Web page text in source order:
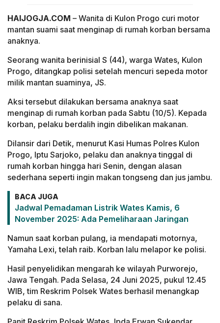
HAIJOGJA.COM – Wanita di Kulon Progo curi motor
mantan suami saat menginap di rumah korban bersama
anaknya.
Seorang wanita berinisial S (44), warga Wates, Kulon
Progo, ditangkap polisi setelah mencuri sepeda motor
milik mantan suaminya, JS.
Aksi tersebut dilakukan bersama anaknya saat
menginap di rumah korban pada Sabtu (10/5). Kepada
korban, pelaku berdalih ingin dibelikan makanan.
Dilansir dari Detik, menurut Kasi Humas Polres Kulon
Progo, Iptu Sarjoko, pelaku dan anaknya tinggal di
rumah korban hingga hari Senin, dengan alasan
sederhana seperti ingin makan tongseng dan jus jambu.
BACA JUGA
Jadwal Pemadaman Listrik Wates Kamis, 6
November 2025: Ada Pemeliharaan Jaringan
Namun saat korban pulang, ia mendapati motornya,
Yamaha Lexi, telah raib. Korban lalu melapor ke polisi.
Hasil penyelidikan mengarah ke wilayah Purworejo,
Jawa Tengah. Pada Selasa, 24 Juni 2025, pukul 12.45
WIB, tim Reskrim Polsek Wates berhasil menangkap
pelaku di sana.